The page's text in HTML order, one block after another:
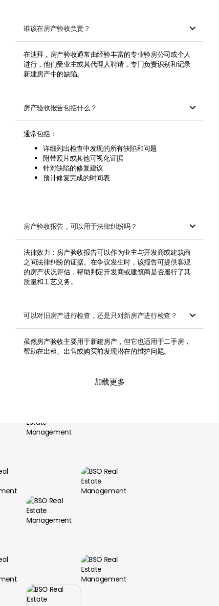
谁该在房产验收负责？ 
在迪拜，房产验收通常由经验丰富的专业验房公司或个人
进行，他们受业主或其代理人聘请，专门负责识别和记录
新建房产中的缺陷。
房产验收报告包括什么？ 
通常包括：
详细列出检查中发现的所有缺陷和问题
附带照片或其他可视化证据
针对缺陷的修复建议
预计修复完成的时间表
房产验收报告，可以用于法律纠纷吗？ 
法律效力：房产验收报告可以作为业主与开发商或建筑商
之间法律纠纷的证据。在争议发生时，该报告可提供客观
的房产状况评估，帮助判定开发商或建筑商是否履行了其
质量和工艺义务。
可以对旧房产进行检查，还是只对新房产进行检查？ 
虽然房产验收主要用于新建房产，但它也适用于二手房，
帮助在出租、出售或购买前发现潜在的维护问题。
加载更多